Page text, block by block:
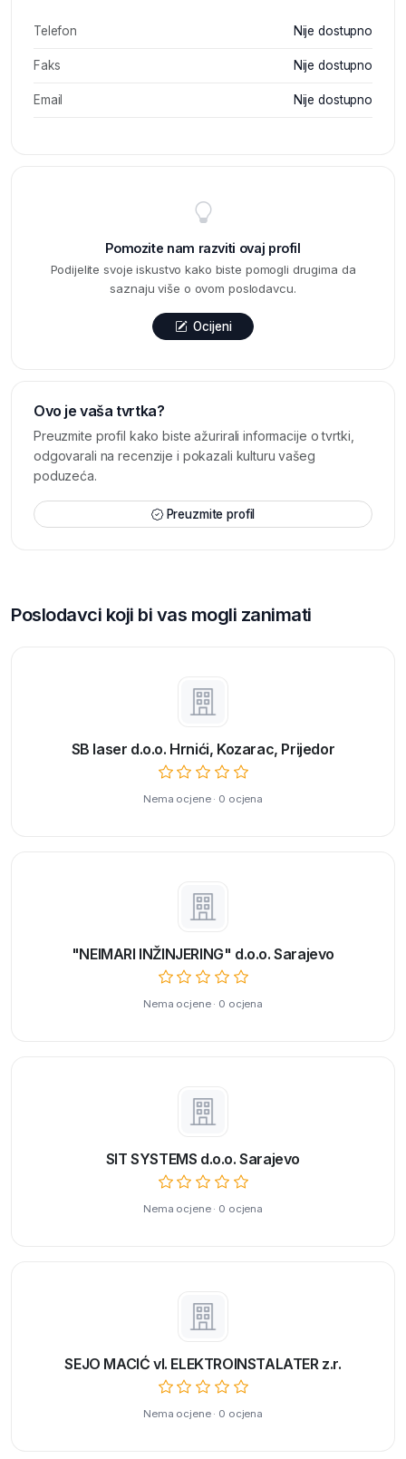
Telefon Nije dostupno
Faks Nije dostupno
Email Nije dostupno
Pomozite nam razviti ovaj profil
Podijelite svoje iskustvo kako biste pomogli drugima da
saznaju više o ovom poslodavcu.
Ocijeni
Ovo je vaša tvrtka?
Preuzmite profil kako biste ažurirali informacije o tvrtki,
odgovarali na recenzije i pokazali kulturu vašeg
poduzeća.
Preuzmite profil
Poslodavci koji bi vas mogli zanimati
SB laser d.o.o. Hrnići, Kozarac, Prijedor
Nema ocjene · 0 ocjena
"NEIMARI INŽINJERING" d.o.o. Sarajevo
Nema ocjene · 0 ocjena
SIT SYSTEMS d.o.o. Sarajevo
Nema ocjene · 0 ocjena
SEJO MACIĆ vl. ELEKTROINSTALATER z.r.
Nema ocjene · 0 ocjena